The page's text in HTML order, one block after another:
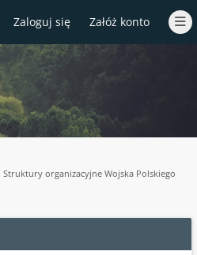
Zaloguj się Załóż konto
Struktury organizacyjne Wojska Polskiego